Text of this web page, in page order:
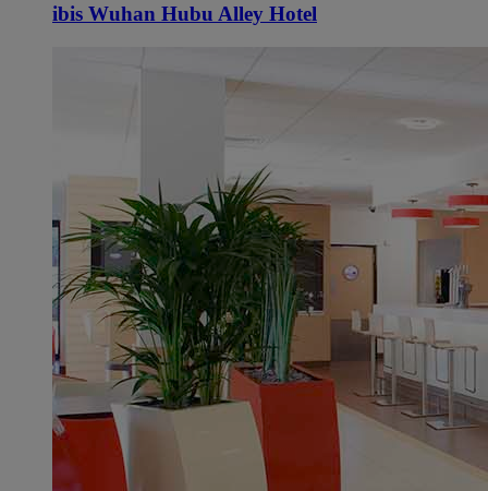
ibis Wuhan Hubu Alley Hotel